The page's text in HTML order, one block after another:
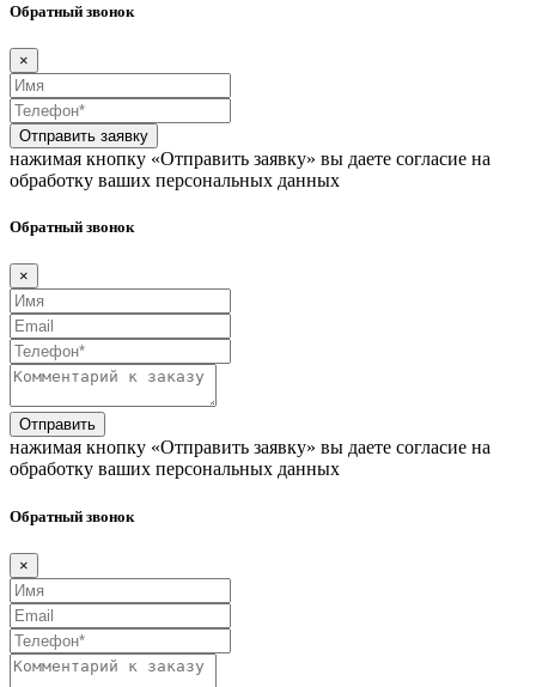
Обратный звонок
×
Отправить заявку
нажимая кнопку «Отправить заявку» вы даете согласие на
обработку ваших персональных данных
Обратный звонок
×
Отправить
нажимая кнопку «Отправить заявку» вы даете согласие на
обработку ваших персональных данных
Обратный звонок
×